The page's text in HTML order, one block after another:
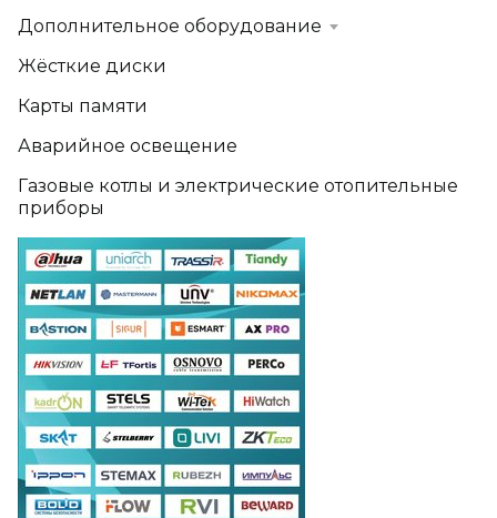
Дополнительное оборудование
Жёсткие диски
Карты памяти
Аварийное освещение
Газовые котлы и электрические отопительные
приборы